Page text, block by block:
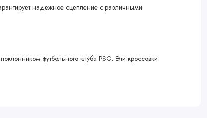
надежное сцепление с различными
футбольного клуба PSG. Эти кроссовки